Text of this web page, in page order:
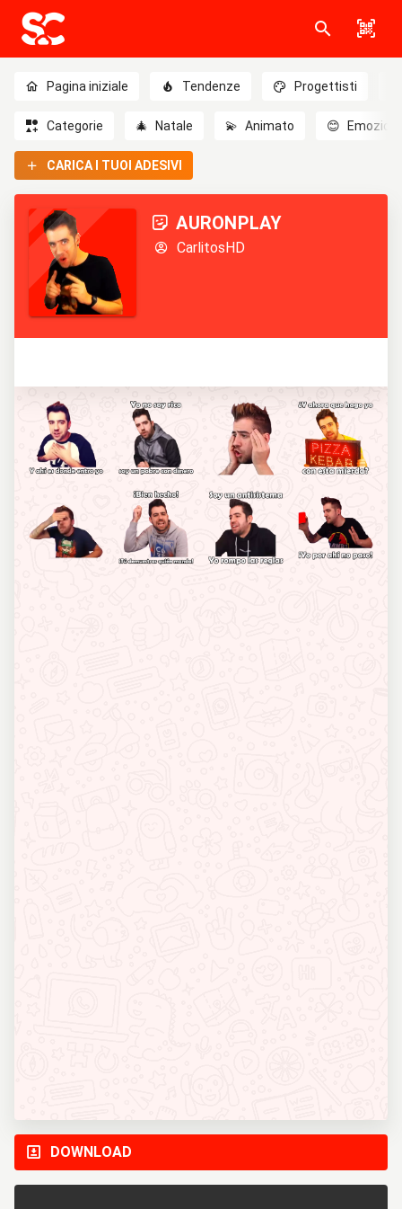
Pagina iniziale Tendenze Progettisti
Categorie 🎄 Natale 💫 Animato 😊 Emozioni
CARICA I TUOI ADESIVI
AURONPLAY
CarlitosHD
DOWNLOAD